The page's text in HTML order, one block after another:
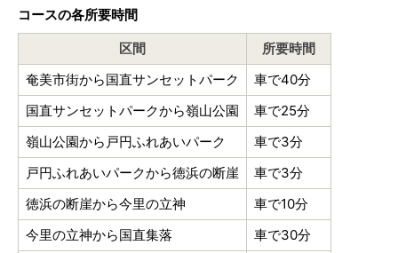
コースの各所要時間
区間
所要時間
奄美市街から国直サンセットパーク
車で40分
国直サンセットパークから嶺山公園
車で25分
嶺山公園から戸円ふれあいパーク
車で3分
戸円ふれあいパークから徳浜の断崖
車で3分
徳浜の断崖から今里の立神
車で10分
今里の立神から国直集落
車で30分